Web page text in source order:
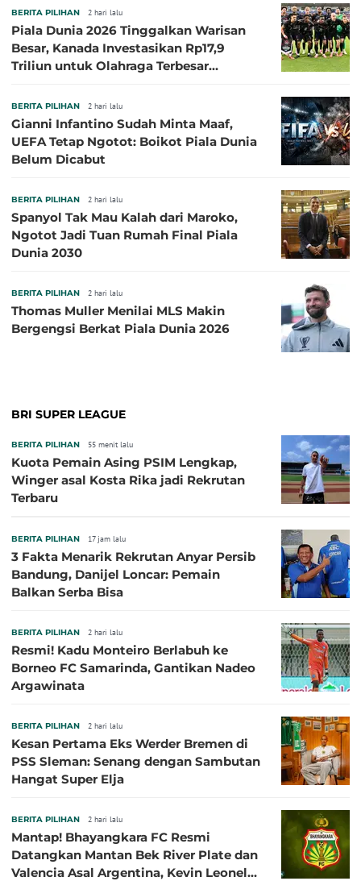
BERITA PILIHAN 2 hari lalu
Piala Dunia 2026 Tinggalkan Warisan
Besar, Kanada Investasikan Rp17,9
Triliun untuk Olahraga Terbesar
BERITA PILIHAN 2 hari lalu
Gianni Infantino Sudah Minta Maaf,
UEFA Tetap Ngotot: Boikot Piala Dunia
Belum Dicabut
BERITA PILIHAN 2 hari lalu
Spanyol Tak Mau Kalah dari Maroko,
Ngotot Jadi Tuan Rumah Final Piala
Dunia 2030
BERITA PILIHAN 2 hari lalu
Thomas Muller Menilai MLS Makin
Bergengsi Berkat Piala Dunia 2026
BRI SUPER LEAGUE
BERITA PILIHAN 55 menit lalu
Kuota Pemain Asing PSIM Lengkap,
Winger asal Kosta Rika jadi Rekrutan
Terbaru
BERITA PILIHAN 17 jam lalu
3 Fakta Menarik Rekrutan Anyar Persib
Bandung, Danijel Loncar: Pemain
Balkan Serba Bisa
BERITA PILIHAN 2 hari lalu
Resmi! Kadu Monteiro Berlabuh ke
Borneo FC Samarinda, Gantikan Nadeo
Argawinata
BERITA PILIHAN 2 hari lalu
Kesan Pertama Eks Werder Bremen di
PSS Sleman: Senang dengan Sambutan
Hangat Super Elja
BERITA PILIHAN 2 hari lalu
Mantap! Bhayangkara FC Resmi
Datangkan Mantan Bek River Plate dan
Valencia Asal Argentina, Kevin Leonel